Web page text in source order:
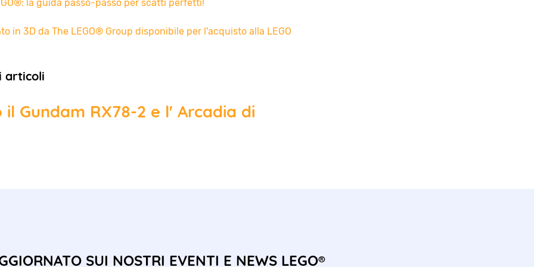
la guida passo-passo per scatti perfetti!
in 3D da The LEGO® Group disponibile per l'acquisto alla LEGO
articoli
Gundam RX78-2 e l' Arcadia di
SUI NOSTRI EVENTI E NEWS LEGO®